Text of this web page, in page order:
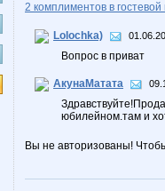
2 комплиментов в гостевой
Lolochka)
Вопрос в приват
АкунаМатата
юбилейном.там и
Вы не авторизованы!